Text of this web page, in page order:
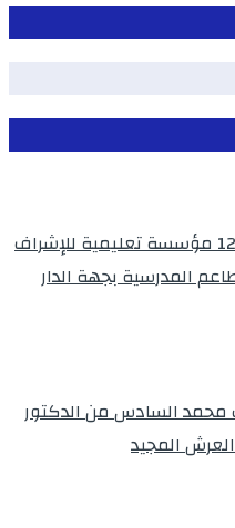
الدكتور نوفل كديلي يتفقد 12 مؤسسة تعليمية للإشراف
المدرسية بجهة الدار
محمد السادس من الدكتور
المجيد